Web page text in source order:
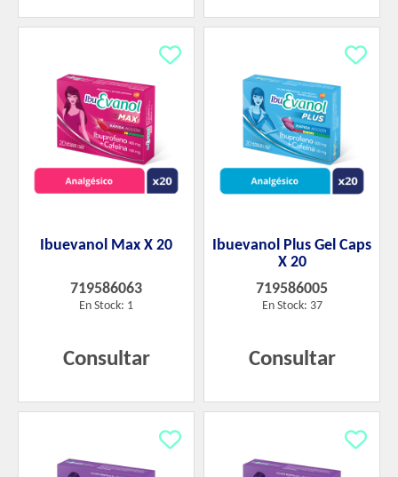
Ibuevanol Max X 20
719586063
En Stock: 1
Consultar
Ibuevanol Plus Gel Caps
X 20
719586005
En Stock: 37
Consultar